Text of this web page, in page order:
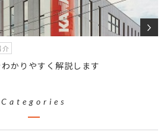
介
かりやすく解説します
Categories